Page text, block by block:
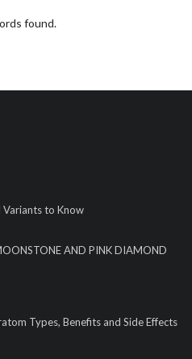
found.
Variants to Know
AND PINK DIAMOND
Types, Benefits and Side Effects